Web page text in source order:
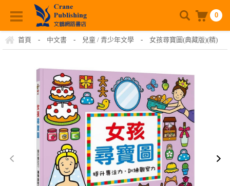
0
首頁 - 中文書 - 兒童 / 青少年文學 - 女孩尋寶圖(典藏版)(精)